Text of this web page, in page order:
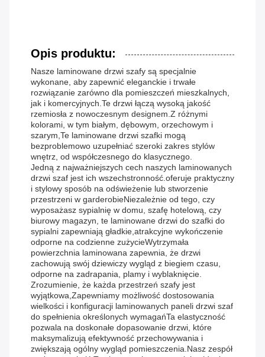
Opis produktu:
Nasze laminowane drzwi szafy są specjalnie
wykonane, aby zapewnić eleganckie i trwałe
rozwiązanie zarówno dla pomieszczeń mieszkalnych,
jak i komercyjnych.Te drzwi łączą wysoką jakość
rzemiosła z nowoczesnym designem.Z różnymi
kolorami, w tym białym, dębowym, orzechowym i
szarym,Te laminowane drzwi szafki mogą
bezproblemowo uzupełniać szeroki zakres stylów
wnętrz, od współczesnego do klasycznego.
Jedną z najważniejszych cech naszych laminowanych
drzwi szaf jest ich wszechstronność.oferuje praktyczny
i stylowy sposób na odświeżenie lub stworzenie
przestrzeni w garderobieNiezależnie od tego, czy
wyposażasz sypialnię w domu, szafę hotelową, czy
biurowy magazyn, te laminowane drzwi do szafki do
sypialni zapewniają gładkie,atrakcyjne wykończenie
odporne na codzienne zużycieWytrzymała
powierzchnia laminowana zapewnia, że drzwi
zachowują swój dziewiczy wygląd z biegiem czasu,
odporne na zadrapania, plamy i wyblaknięcie.
Zrozumienie, że każda przestrzeń szafy jest
wyjątkowa,Zapewniamy możliwość dostosowania
wielkości i konfiguracji laminowanych paneli drzwi szaf
do spełnienia określonych wymagańTa elastyczność
pozwala na doskonałe dopasowanie drzwi, które
maksymalizują efektywność przechowywania i
zwiększają ogólny wygląd pomieszczenia.Nasz zespół